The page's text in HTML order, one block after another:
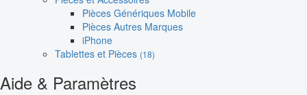
Pièces Génériques Mobile
Pièces Autres Marques
iPhone
Tablettes et Pièces (18)
Aide & Paramètres